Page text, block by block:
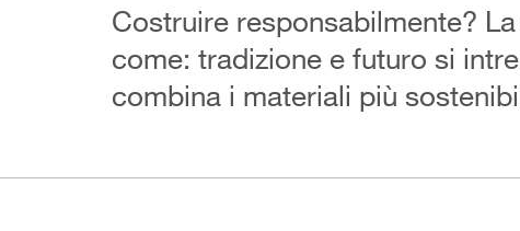
Costruire responsabilmente?
come: tradizione e futuro si
combina i materiali più